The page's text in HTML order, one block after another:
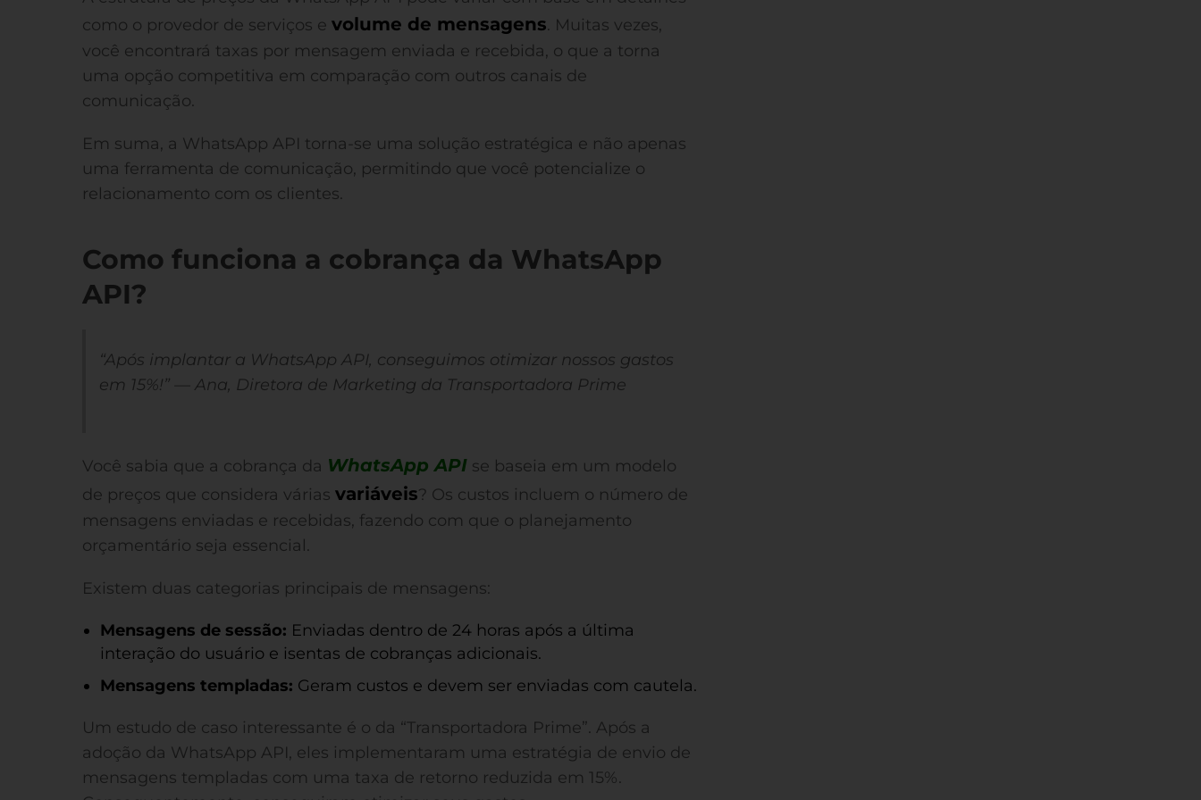
como o provedor de serviços e volume de mensagens. Muitas vezes,
você encontrará taxas por mensagem enviada e recebida, o que a torna
uma opção competitiva em comparação com outros canais de
comunicação.
Em suma, a WhatsApp API torna-se uma solução estratégica e não apenas
uma ferramenta de comunicação, permitindo que você potencialize o
relacionamento com os clientes.
Como funciona a cobrança da WhatsApp
API?
“Após implantar a WhatsApp API, conseguimos otimizar nossos gastos
em 15%!” — Ana, Diretora de Marketing da Transportadora Prime
Você sabia que a cobrança da WhatsApp API se baseia em um modelo
de preços que considera várias variáveis? Os custos incluem o número de
mensagens enviadas e recebidas, fazendo com que o planejamento
orçamentário seja essencial.
Existem duas categorias principais de mensagens:
Mensagens de sessão: Enviadas dentro de 24 horas após a última
interação do usuário e isentas de cobranças adicionais.
Mensagens templadas: Geram custos e devem ser enviadas com cautela.
Um estudo de caso interessante é o da “Transportadora Prime”. Após a
adoção da WhatsApp API, eles implementaram uma estratégia de envio de
mensagens templadas com uma taxa de retorno reduzida em 15%.